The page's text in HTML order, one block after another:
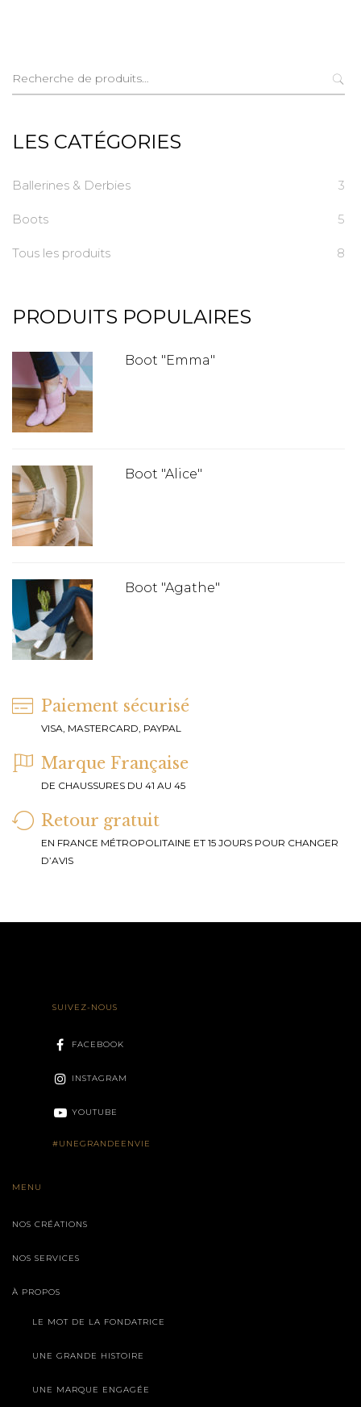
Recherche
LES CATÉGORIES
Ballerines & Derbies 3
Boots 5
Tous les produits 8
PRODUITS POPULAIRES
Boot "Emma"
Boot "Alice"
Boot "Agathe"
Paiement sécurisé
VISA, MASTERCARD, PAYPAL
Marque Française
DE CHAUSSURES DU 41 AU 45
Retour gratuit
EN FRANCE MÉTROPOLITAINE ET 15 JOURS POUR CHANGER
D’AVIS
SUIVEZ-NOUS
FACEBOOK
INSTAGRAM
YOUTUBE
#UNEGRANDEENVIE
MENU
NOS CRÉATIONS
NOS SERVICES
À PROPOS
LE MOT DE LA FONDATRICE
UNE GRANDE HISTOIRE
UNE MARQUE ENGAGÉE